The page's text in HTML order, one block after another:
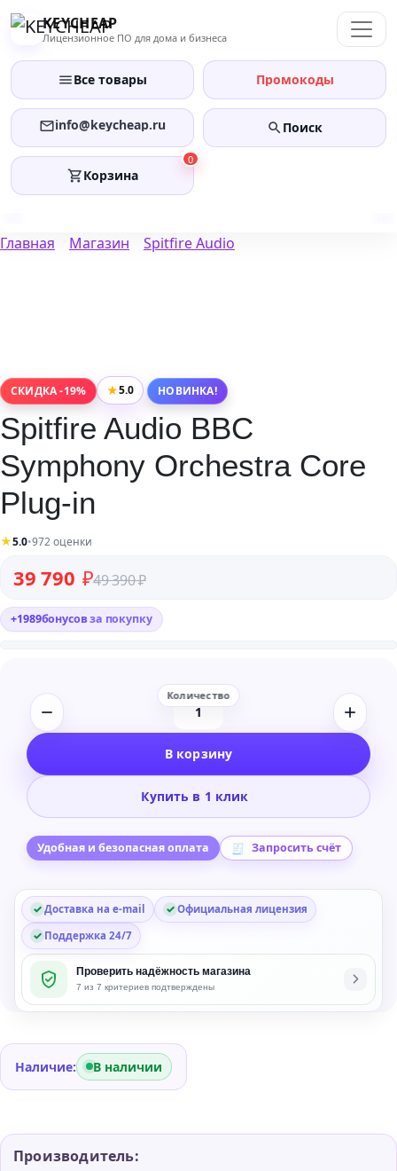
Перейти
KEYCHEAP
Лицензионное ПО для дома и бизнеса
Все товары Промокоды
info@keycheap.ru Поиск
0
Корзина
Главная Магазин Spitfire Audio
СКИДКА -19% ★5.0 НОВИНКА!
Spitfire Audio BBC
Symphony Orchestra Core
Plug-in
★5.0•972 оценки
49 390₽
Первоначальная цена составляла 49 390 ₽.
39 790 ₽
Текущая цена: 39 790 ₽.
+1989бонусовза покупку
Количество
Spitfire
BBC
Orchestra
Plug-
in
В корзину
Купить в 1 клик
Удобная и безопасная оплата Запросить счёт
Доставка на e-mail
Официальная лицензия
Поддержка 24/7
Проверить надёжность магазина
7 из 7 критериев подтверждены
Наличие: В наличии
Производитель: